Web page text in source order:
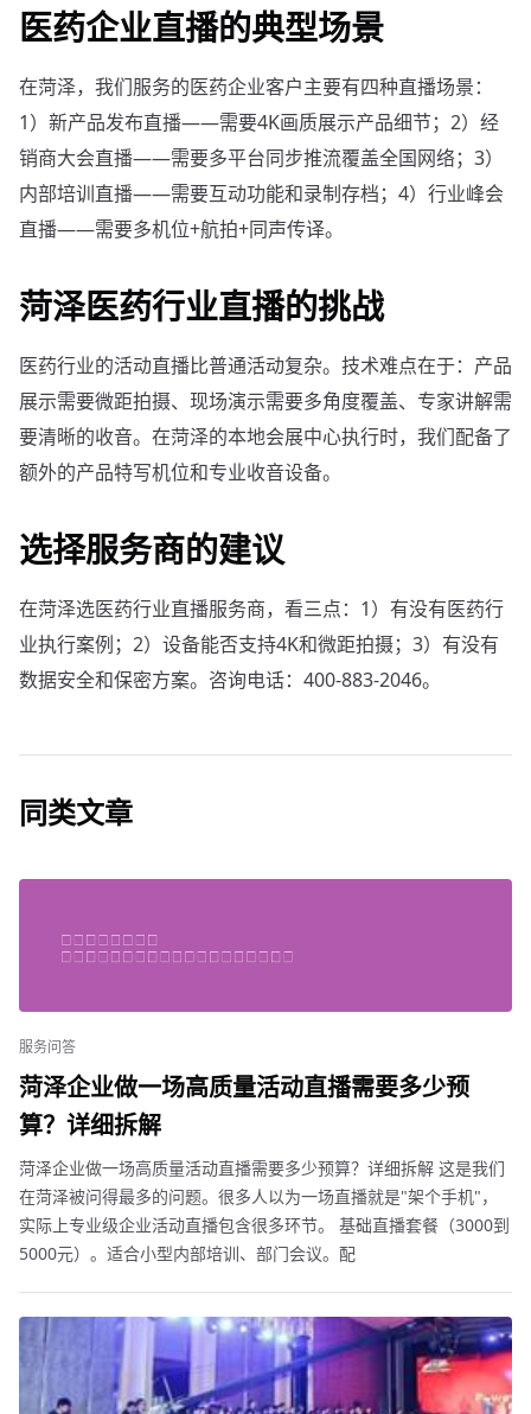
医药企业直播的典型场景
在菏泽，我们服务的医药企业客户主要有四种直播场景：
1）新产品发布直播——需要4K画质展示产品细节；2）经
销商大会直播——需要多平台同步推流覆盖全国网络；3）
内部培训直播——需要互动功能和录制存档；4）行业峰会
直播——需要多机位+航拍+同声传译。
菏泽医药行业直播的挑战
医药行业的活动直播比普通活动复杂。技术难点在于：产品
展示需要微距拍摄、现场演示需要多角度覆盖、专家讲解需
要清晰的收音。在菏泽的本地会展中心执行时，我们配备了
额外的产品特写机位和专业收音设备。
选择服务商的建议
在菏泽选医药行业直播服务商，看三点：1）有没有医药行
业执行案例；2）设备能否支持4K和微距拍摄；3）有没有
数据安全和保密方案。咨询电话：400-883-2046。
同类文章
服务问答
菏泽企业做一场高质量活动直播需要多少预
算？详细拆解
菏泽企业做一场高质量活动直播需要多少预算？详细拆解 这是我们
在菏泽被问得最多的问题。很多人以为一场直播就是"架个手机"，
实际上专业级企业活动直播包含很多环节。 基础直播套餐（3000到
5000元）。适合小型内部培训、部门会议。配